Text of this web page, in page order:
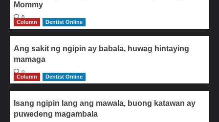
Mommy
0
Column
Dentist Online
Ang sakit ng ngipin ay babala, huwag hintaying
mamaga
0
Column
Dentist Online
Isang ngipin lang ang mawala, buong katawan ay
puwedeng magambala